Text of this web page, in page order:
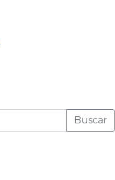
Buscar